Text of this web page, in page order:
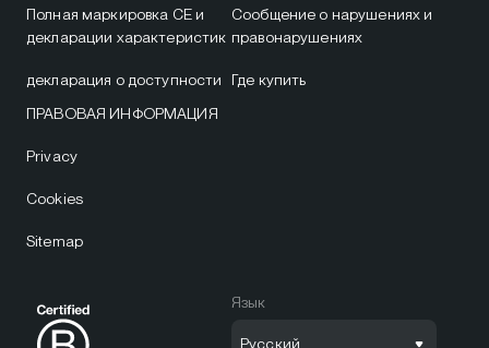
Полная маркировка CE и
декларации характеристик
декларация о доступности
Сообщение о нарушениях и
правонарушениях
Где купить
ПРАВОВАЯ ИНФОРМАЦИЯ
Privacy
Cookies
Sitemap
Язык
Русский